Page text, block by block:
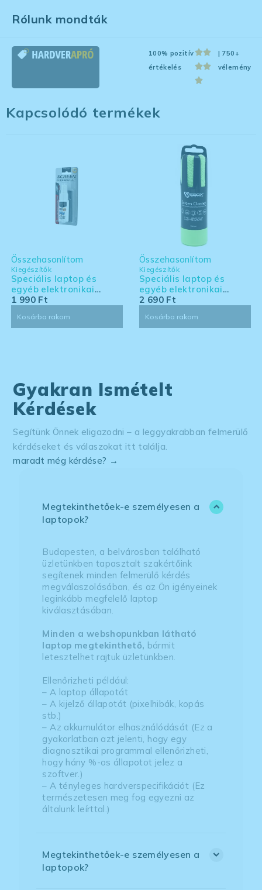
Rólunk mondták
100% pozitív
értékelés
| 750+
vélemény
Kapcsolódó termékek
Kiegészítők
Speciális laptop és
egyéb elektronikai
eszköz tisztító készlet -
Összehasonlítom
1 990 Ft
Kosárba rakom
Kiegészítők
Speciális laptop és
egyéb elektronikai
eszköz tisztító készlet -
Összehasonlítom
2 690 Ft
Kosárba rakom
Gyakran Ismételt
Kérdések
Segítünk Önnek eligazodni – a leggyakrabban felmerülő
kérdéseket és válaszokat itt találja.
maradt még kérdése? →
Megtekinthetőek-e személyesen a
laptopok?
Budapesten, a belvárosban található
üzletünkben tapasztalt szakértőink
segítenek minden felmerülő kérdés
megválaszolásában, és az Ön igényeinek
leginkább megfelelő laptop
kiválasztásában.
Minden a webshopunkban látható
laptop megtekinthető, bármit
letesztelhet rajtuk üzletünkben.
Ellenőrizheti például:
– A laptop állapotát
– A kijelző állapotát (pixelhibák, kopás
stb.)
– Az akkumulátor elhasználódását (Ez a
gyakorlatban azt jelenti, hogy egy
diagnosztikai programmal ellenőrizheti,
hogy hány %-os állapotot jelez a
szoftver.)
– A tényleges hardverspecifikációt (Ez
természetesen meg fog egyezni az
általunk leírttal.)
Megtekinthetőek-e személyesen a
laptopok?